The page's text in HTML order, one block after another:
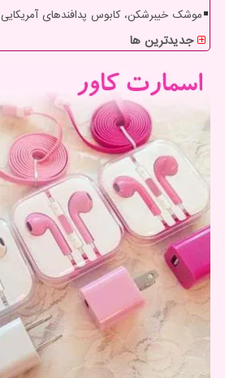
موشک خیبرشکن، کابوس پدافندهای آمریکایی
جدیدترین ها